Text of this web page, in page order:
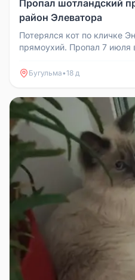
Пропал шотландский
район Элеватора
Потерялся кот по кличке
прямоухий. Пропал 7 июля
Бугульма•18 д